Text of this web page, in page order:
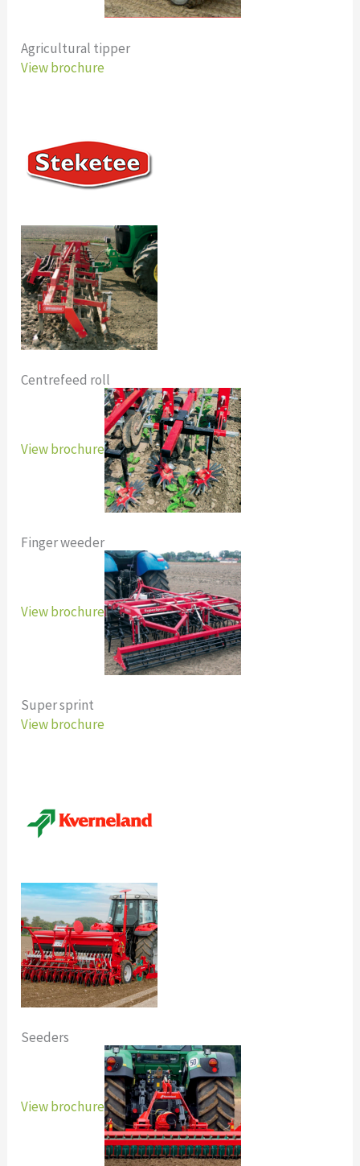
Agricultural tipper
View brochure
Centrefeed roll
View brochure
Finger weeder
View brochure
Super sprint
View brochure
Seeders
View brochure